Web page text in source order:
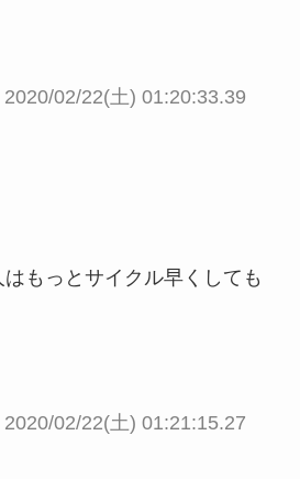
2020/02/22(土) 01:20:33.39
もっとサイクル早くしても
2020/02/22(土) 01:21:15.27